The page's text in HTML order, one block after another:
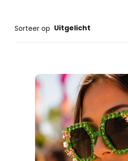
Sorteer op Uitgelicht